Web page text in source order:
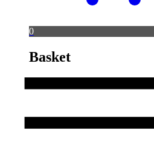
0
Basket